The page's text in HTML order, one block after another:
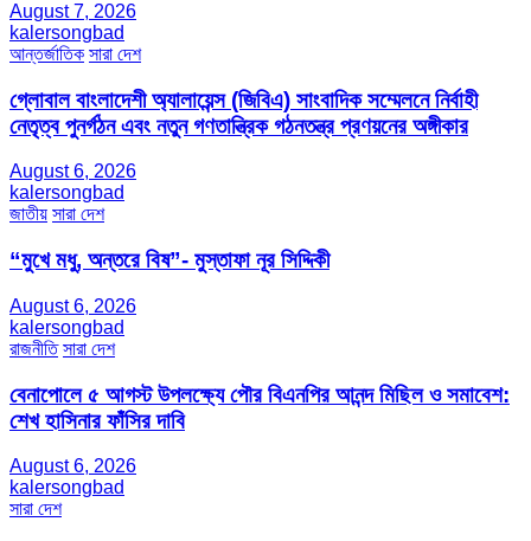
August 7, 2026
kalersongbad
আন্তর্জাতিক সারা দেশ
গ্লোবাল বাংলাদেশী অ্যালায়েন্স (জিবিএ) সাংবাদিক সম্মেলনে নির্বাহী
নেতৃত্ব পুনর্গঠন এবং নতুন গণতান্ত্রিক গঠনতন্ত্র প্রণয়নের অঙ্গীকার
August 6, 2026
kalersongbad
জাতীয় সারা দেশ
“মুখে মধু, অন্তরে বিষ”- মুস্তাফা নূর সিদ্দিকী
August 6, 2026
kalersongbad
রাজনীতি সারা দেশ
বেনাপোলে ৫ আগস্ট উপলক্ষ্যে পৌর বিএনপির আনন্দ মিছিল ও সমাবেশ:
শেখ হাসিনার ফাঁসির দাবি
August 6, 2026
kalersongbad
সারা দেশ